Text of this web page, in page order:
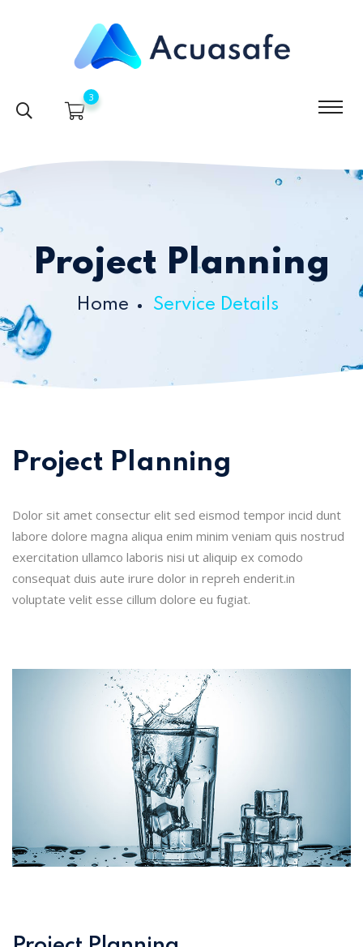
3
Project Planning
Home Service Details
Project Planning
Dolor sit amet consectur elit sed eismod tempor incid dunt
labore dolore magna aliqua enim minim veniam quis nostrud
exercitation ullamco laboris nisi ut aliquip ex comodo
consequat duis aute irure dolor in repreh enderit.in
voluptate velit esse cillum dolore eu fugiat.